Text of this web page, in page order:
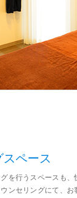
ペース
を行うスペースも、
ンセリングにて、